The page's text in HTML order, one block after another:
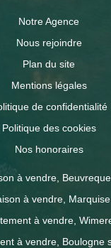
Notre Agence
Nous rejoindre
Plan du site
Mentions légales
de confidentialité
Politique des cookies
Nos honoraires
à vendre,
à vendre, Marquise
à vendre,
à vendre, Boulogne